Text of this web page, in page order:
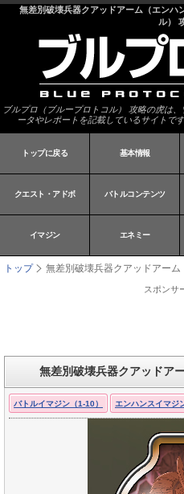
無差別破壊兵器クアッドアーム（エンハ
ル）
ブルプロ（ブループロトコル） 攻略の虎は
ータやレポートを記載しているサイトで
トップに戻る 基本情報
クエスト・アドボ バトルコンテンツ
イマジン エネミー
トップ 無差別破壊兵器クアッドアーム
スポンサ
無差別破壊兵器クアッドア
バトルイマジン（1-10） エンハンスイマジ